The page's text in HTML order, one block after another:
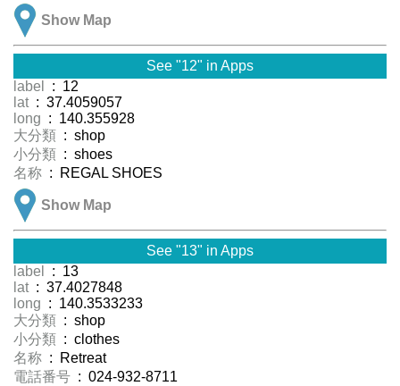
Show Map
See "12" in Apps
label
: 12
lat : 37.4059057
long : 140.355928
大分類 : shop
小分類 : shoes
名称 : REGAL SHOES
Show Map
See "13" in Apps
label
: 13
lat : 37.4027848
long : 140.3533233
大分類 : shop
小分類 : clothes
名称 : Retreat
電話番号 : 024-932-8711